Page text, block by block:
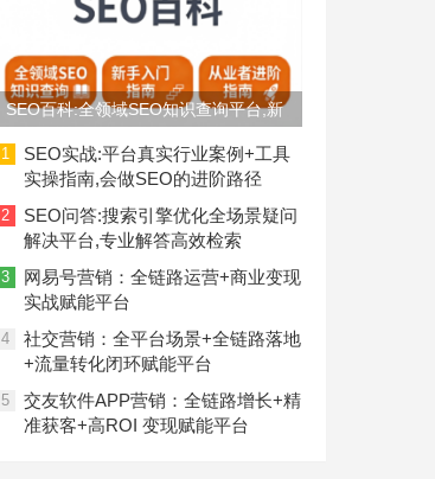
SEO百科:全领域SEO知识查询平台,新
手入门到从业者进阶指南
1
SEO实战:平台真实行业案例+工具
实操指南,会做SEO的进阶路径
2
SEO问答:搜索引擎优化全场景疑问
解决平台,专业解答高效检索
3
网易号营销：全链路运营+商业变现
实战赋能平台
4
社交营销：全平台场景+全链路落地
+流量转化闭环赋能平台
5
交友软件APP营销：全链路增长+精
准获客+高ROI 变现赋能平台